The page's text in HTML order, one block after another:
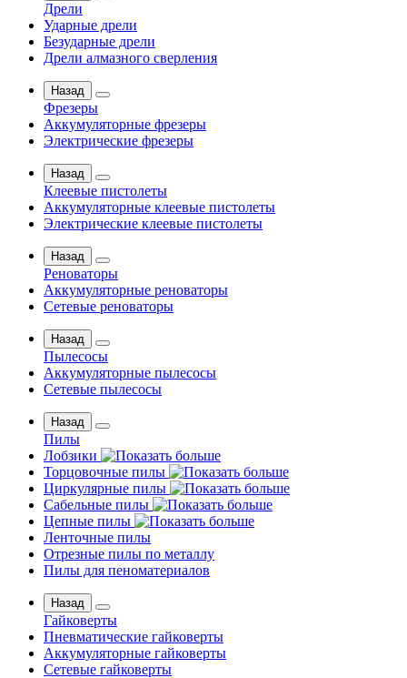
Дрели
Ударные дрели
Безударные дрели
Дрели алмазного сверления
Назад
Фрезеры
Аккумуляторные фрезеры
Электрические фрезеры
Назад
Клеевые пистолеты
Аккумуляторные клеевые пистолеты
Электрические клеевые пистолеты
Назад
Реноваторы
Аккумуляторные реноваторы
Сетевые реноваторы
Назад
Пылесосы
Аккумуляторные пылесосы
Сетевые пылесосы
Назад
Пилы
Лобзики
Торцовочные пилы
Циркулярные пилы
Сабельные пилы
Цепные пилы
Ленточные пилы
Отрезные пилы по металлу
Пилы для пеноматериалов
Назад
Гайковерты
Пневматические гайковерты
Аккумуляторные гайковерты
Сетевые гайковерты